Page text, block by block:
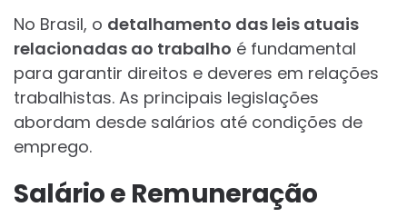
No Brasil, o detalhamento das leis atuais
relacionadas ao trabalho é fundamental
para garantir direitos e deveres em relações
trabalhistas. As principais legislações
abordam desde salários até condições de
emprego.
Salário e Remuneração